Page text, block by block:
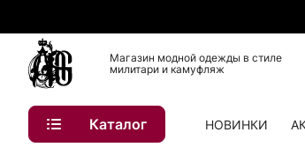
Магазин модной одежды в стиле
милитари и камуфляж
Каталог НОВИНКИ